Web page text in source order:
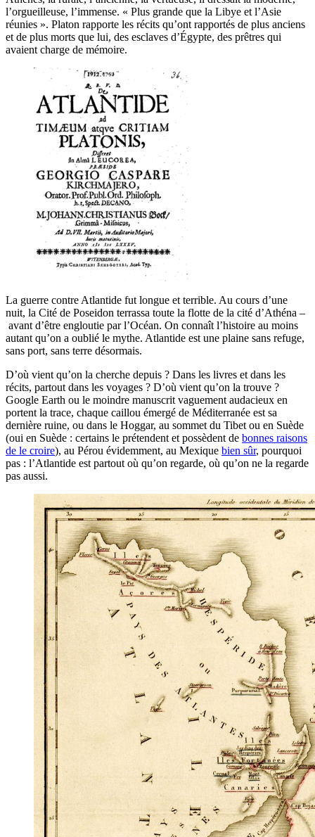
l’orgueilleuse, l’immense. « Plus grande que la Libye et l’Asie
réunies ». Platon rapporte les récits qu’ont rapportés de plus anciens
et de plus morts que lui, des esclaves d’Égypte, des prêtres qui
avaient charge de mémoire.
La guerre contre Atlantide fut longue et terrible. Au cours d’une
nuit, la Cité de Poseidon terrassa toute la flotte de la cité d’Athéna –
avant d’être engloutie par l’Océan. On connaît l’histoire au moins
autant qu’on a oublié le mythe. Atlantide est une plaine sans refuge,
sans port, sans terre désormais.
D’où vient qu’on la cherche depuis ? Dans les livres et dans les
récits, partout dans les voyages ? D’où vient qu’on la trouve ?
Google Earth ou le moindre manuscrit vaguement audacieux en
portent la trace, chaque caillou émergé de Méditerranée est sa
dernière ruine, ou dans le Hoggar, au sommet du Tibet ou en Suède
(oui en Suède : certains le prétendent et possèdent de bonnes raisons
de le croire), au Pérou évidemment, au Mexique bien sûr, pourquoi
pas : l’Atlantide est partout où qu’on regarde, où qu’on ne la regarde
pas aussi.